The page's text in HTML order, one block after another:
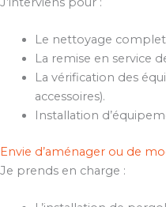
Le nettoyage
La remise en service
La vérification des
accessoires).
Installation
Envie d’aménager ou de
Je prends en charge :